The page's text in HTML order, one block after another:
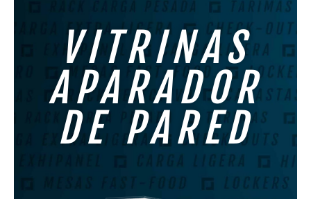
VITRINAS
APARADOR
DE PARED